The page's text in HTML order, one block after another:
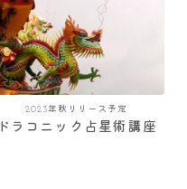
2023年秋リリース予定
ドラコニック占星術講座